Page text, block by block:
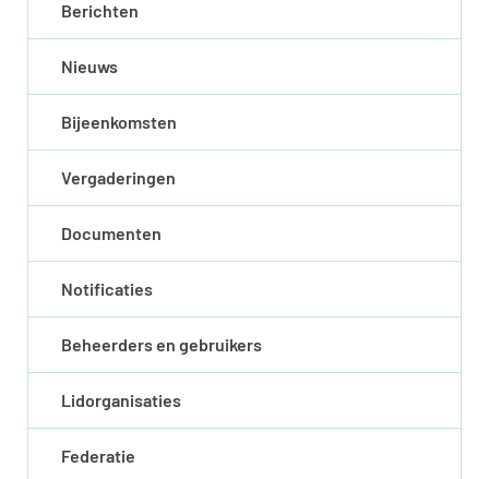
Berichten
Nieuws
Bijeenkomsten
Vergaderingen
Documenten
Notificaties
Beheerders en gebruikers
Lidorganisaties
Federatie